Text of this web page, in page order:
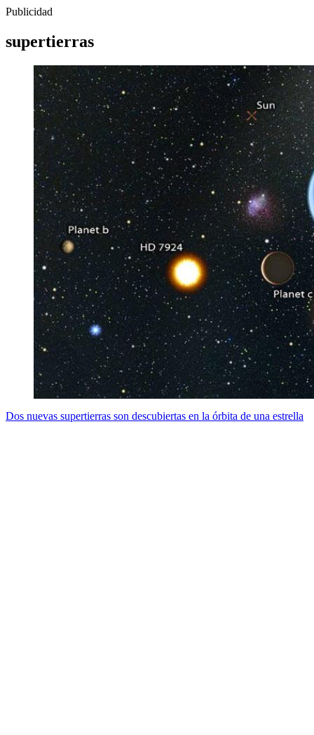
Publicidad
supertierras
Dos nuevas supertierras son descubiertas en la órbita de una estrella